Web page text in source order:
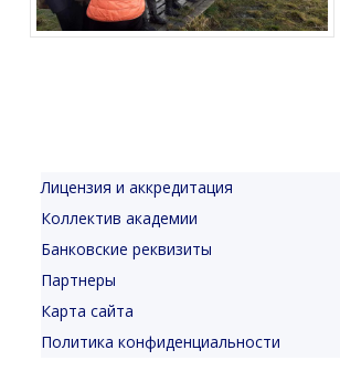
Лицензия и аккредитация
Коллектив академии
Банковские реквизиты
Партнеры
Карта сайта
Политика конфиденциальности